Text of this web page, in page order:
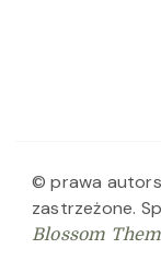
© prawa
zastrzeżone.
Blossom